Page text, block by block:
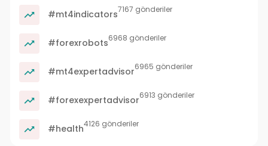
#mt4indicators7167 gönderiler
#forexrobots6968 gönderiler
#mt4expertadvisor6965 gönderiler
#forexexpertadvisor6913 gönderiler
#health4126 gönderiler